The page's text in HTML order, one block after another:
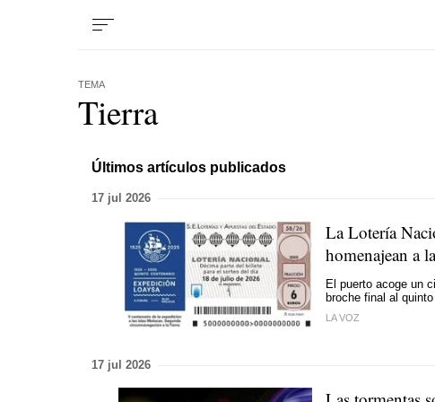
TEMA
Tierra
Últimos artículos publicados
17 jul 2026
La Lotería
homenajean a
El puerto acoge un
broche final al
LA VOZ
17 jul 2026